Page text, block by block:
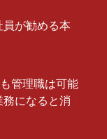
が勧める本
管理職は可能
になると消